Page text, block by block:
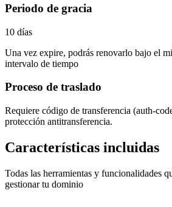
Periodo de gracia
10 días
Una vez expire, podrás renovarlo bajo el
intervalo de tiempo
Proceso de traslado
Requiere código de transferencia (auth-
protección antitransferencia.
Características incluidas
Todas las herramientas y funcionalidades
gestionar tu dominio